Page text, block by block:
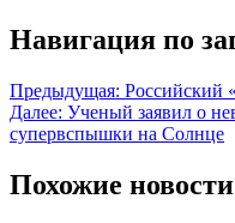
Навигация по
Предыдущая: Российский
Далее: Ученый заявил о
супервспышки на Солнце
Похожие новости